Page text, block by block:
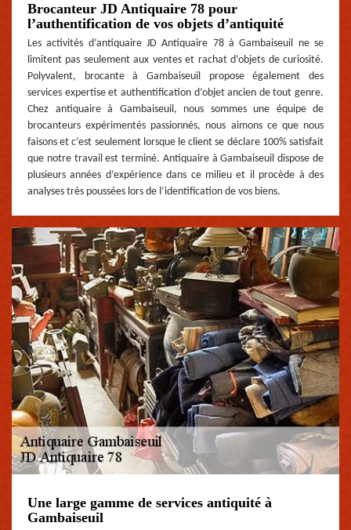
Brocanteur JD Antiquaire 78 pour
l’authentification de vos objets d’antiquité
Les activités d’antiquaire JD Antiquaire 78 à Gambaiseuil ne se
limitent pas seulement aux ventes et rachat d’objets de curiosité.
Polyvalent, brocante à Gambaiseuil propose également des
services expertise et authentification d’objet ancien de tout genre.
Chez antiquaire à Gambaiseuil, nous sommes une équipe de
brocanteurs expérimentés passionnés, nous aimons ce que nous
faisons et c’est seulement lorsque le client se déclare 100% satisfait
que notre travail est terminé. Antiquaire à Gambaiseuil dispose de
plusieurs années d’expérience dans ce milieu et il procède à des
analyses très poussées lors de l’identification de vos biens.
Une large gamme de services antiquité à
Gambaiseuil